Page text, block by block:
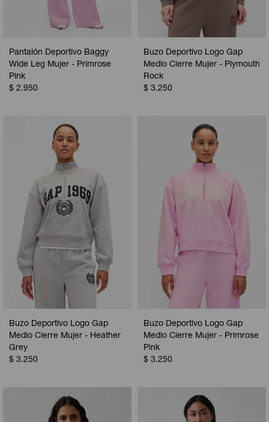
Pantalón Deportivo Baggy
Wide Leg Mujer - Primrose
Pink
$ 2.950
Buzo Deportivo Logo Gap
Medio Cierre Mujer - Plymouth
Rock
$ 3.250
Buzo Deportivo Logo Gap
Medio Cierre Mujer - Heather
Grey
$ 3.250
Buzo Deportivo Logo Gap
Medio Cierre Mujer - Primrose
Pink
$ 3.250